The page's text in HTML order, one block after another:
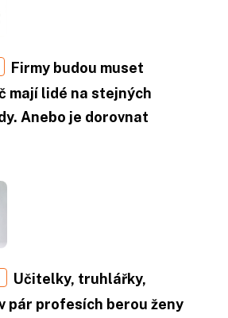
Firmy budou muset
mají lidé na stejných
Anebo je dorovnat
Učitelky, truhlářky,
pár profesích berou ženy